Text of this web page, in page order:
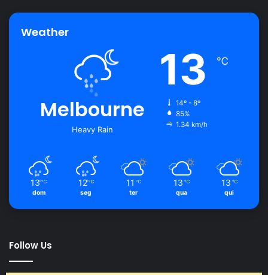
Weather
Melbourne
Heavy Rain
13 ℃
14º - 8º
85%
1.34 km/h
13 ℃
dom
12 ℃
seg
11 ℃
ter
13 ℃
qua
13 ℃
qui
Follow Us